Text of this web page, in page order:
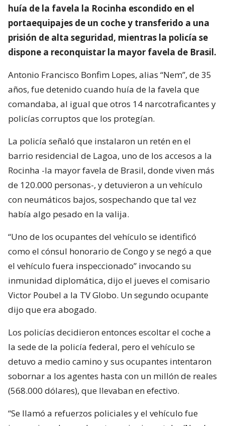
huía de la favela la Rocinha escondido en el
portaequipajes de un coche y transferido a una
prisión de alta seguridad, mientras la policía se
dispone a reconquistar la mayor favela de Brasil.
Antonio Francisco Bonfim Lopes, alias “Nem”, de 35
años, fue detenido cuando huía de la favela que
comandaba, al igual que otros 14 narcotraficantes y
policías corruptos que los protegían.
La policía señaló que instalaron un retén en el
barrio residencial de Lagoa, uno de los accesos a la
Rocinha -la mayor favela de Brasil, donde viven más
de 120.000 personas-, y detuvieron a un vehículo
con neumáticos bajos, sospechando que tal vez
había algo pesado en la valija.
“Uno de los ocupantes del vehículo se identificó
como el cónsul honorario de Congo y se negó a que
el vehículo fuera inspeccionado” invocando su
inmunidad diplomática, dijo el jueves el comisario
Victor Poubel a la TV Globo. Un segundo ocupante
dijo que era abogado.
Los policías decidieron entonces escoltar el coche a
la sede de la policía federal, pero el vehículo se
detuvo a medio camino y sus ocupantes intentaron
sobornar a los agentes hasta con un millón de reales
(568.000 dólares), que llevaban en efectivo.
“Se llamó a refuerzos policiales y el vehículo fue